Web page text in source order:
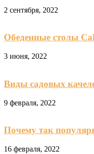
2 сентября, 2022
Обеденные столы
3 июня, 2022
Виды садовых
9 февраля, 2022
Почему так
16 февраля, 2022